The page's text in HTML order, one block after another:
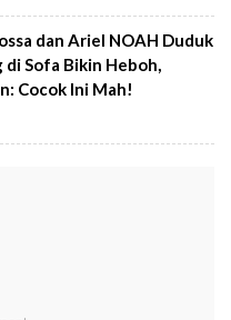
dan Ariel NOAH Duduk
di Sofa Bikin Heboh,
Cocok Ini Mah!